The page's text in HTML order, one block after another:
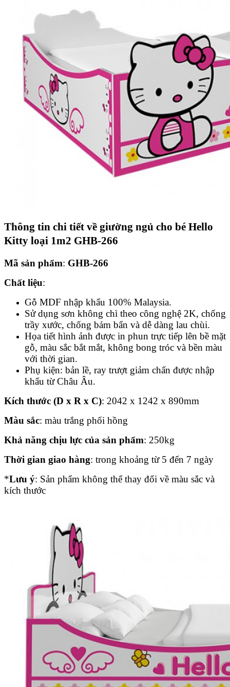
Thông tin chi tiết về giường ngủ cho bé Hello
Kitty loại 1m2 GHB-266
Mã sản phẩm: GHB-266
Chất liệu:
Gỗ MDF nhập khẩu 100% Malaysia.
Sử dụng sơn không chì theo công nghệ 2K, chống
trầy xước, chống bám bẩn và dễ dàng lau chùi.
Họa tiết hình ảnh được in phun trực tiếp lên bề mặt
gỗ, màu sắc bắt mắt, không bong tróc và bền màu
với thời gian.
Phụ kiện: bản lề, ray trượt giảm chấn được nhập
khẩu từ Châu Âu.
Kích thước (D x R x C): 2042 x 1242 x 890mm
Màu sắc: màu trắng phối hồng
Khả năng chịu lực của sản phẩm: 250kg
Thời gian giao hàng: trong khoảng từ 5 đến 7 ngày
*Lưu ý: Sản phẩm không thể thay đổi về màu sắc và
kích thước